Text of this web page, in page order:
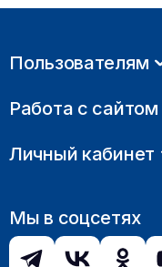
Пользователям
Работа с сайтом
Личный кабинет
Мы в соцсетях